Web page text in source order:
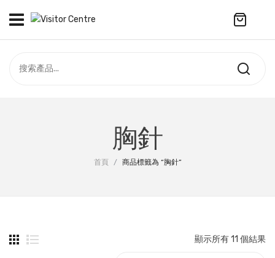
合作社
訂製產品
胸針
首頁 / 商品標籤為 “胸針”
顯示所有 11 個結果